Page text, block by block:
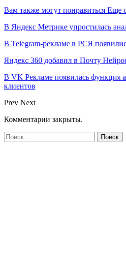
Вам также могут понравиться Еще
В Яндекс Метрике упростилась
В Telegram-рекламе в РСЯ
Яндекс 360 добавил в Почту
В VK Рекламе появилась функция
клиентов
Prev Next
Комментарии закрыты.